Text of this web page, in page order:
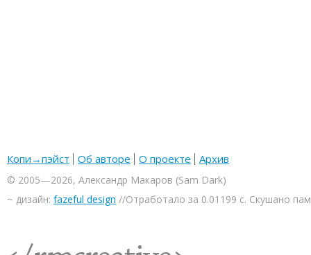
Копи→пэйст Об авторе О проекте Архив
© 2005—2026, Александр Макаров (Sam Dark)
~ дизайн: fazeful design //Отработало за 0.01199 с. Скушано
<rmcreative/>